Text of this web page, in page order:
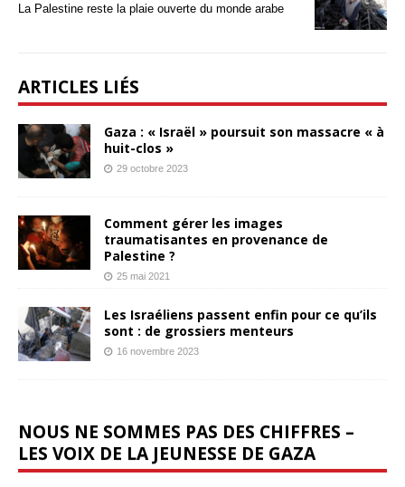
La Palestine reste la plaie ouverte du monde arabe
ARTICLES LIÉS
Gaza : « Israël » poursuit son massacre « à
huit-clos »
29 octobre 2023
Comment gérer les images
traumatisantes en provenance de
Palestine ?
25 mai 2021
Les Israéliens passent enfin pour ce qu’ils
sont : de grossiers menteurs
16 novembre 2023
NOUS NE SOMMES PAS DES CHIFFRES –
LES VOIX DE LA JEUNESSE DE GAZA